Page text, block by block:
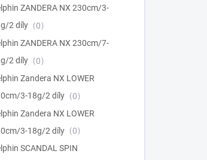
ZANDERA NX 230cm/3-
2 díly
0
ZANDERA NX 230cm/7-
2 díly
0
Zandera NX LOWER
3-18g/2 díly
0
Zandera NX LOWER
3-18g/2 díly
0
SCANDAL SPIN